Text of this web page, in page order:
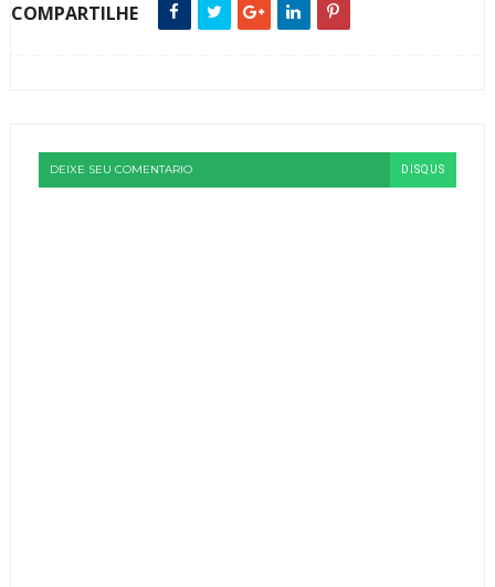
COMPARTILHE
DEIXE SEU COMENTARIO DISQUS